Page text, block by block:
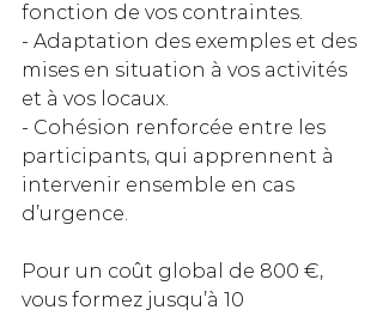
fonction de vos contraintes.
- Adaptation des exemples et des
mises en situation à vos activités
et à vos locaux.
- Cohésion renforcée entre les
participants, qui apprennent à
intervenir ensemble en cas
d’urgence.
Pour un coût global de 800 €,
vous formez jusqu’à 10